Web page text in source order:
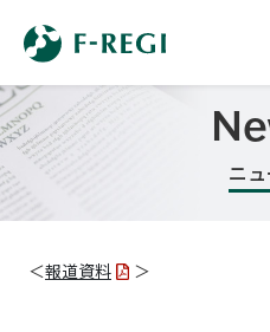
ニ
＜報道資料 ＞